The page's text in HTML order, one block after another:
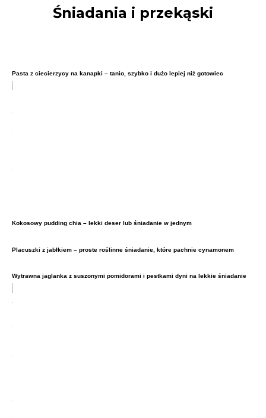
Śniadania i przekąski
Pasta z ciecierzycy na kanapki – tanio, szybko i dużo lepiej niż gotowiec
Kokosowy pudding chia – lekki deser lub śniadanie w jednym
Placuszki z jabłkiem – proste roślinne śniadanie, które pachnie cynamonem
Wytrawna jaglanka z suszonymi pomidorami i pestkami dyni na lekkie śniadanie